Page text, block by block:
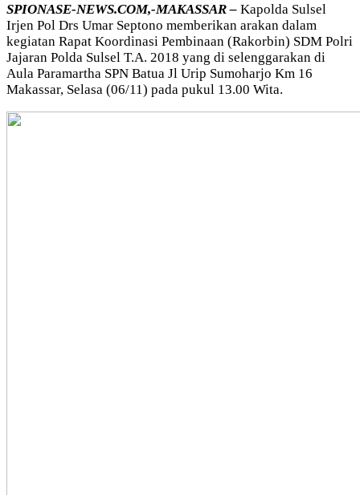
SPIONASE-NEWS.COM,-MAKASSAR – Kapolda Sulsel
Irjen Pol Drs Umar Septono memberikan arakan dalam
kegiatan Rapat Koordinasi Pembinaan (Rakorbin) SDM Polri
Jajaran Polda Sulsel T.A. 2018 yang di selenggarakan di
Aula Paramartha SPN Batua Jl Urip Sumoharjo Km 16
Makassar, Selasa (06/11) pada pukul 13.00 Wita.